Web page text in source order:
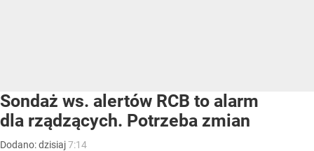
Sondaż ws. alertów RCB to alarm
dla rządzących. Potrzeba zmian
Dodano:dzisiaj7:14